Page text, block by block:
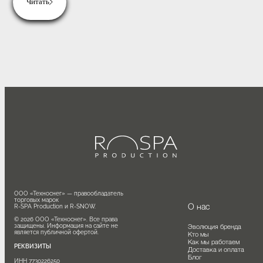
трубопровода и отключить оборудование.
Как организовать охлаждение после парной: душ,
Читать
ООО «Техноснег» — правообладатель
торговых марок
R-SPA Production и R-SNOW.
© 2026 ООО «Техноснег». Все права
защищены. Информация на сайте не
является публичной офертой.
РЕКВИЗИТЫ
ИНН 7730226250
О нас
Эволюция бренда
Кто мы
Как мы работаем
Доставка и оплата
Блог